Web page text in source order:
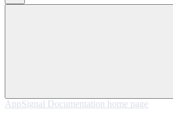
AppSignal Documentation home page